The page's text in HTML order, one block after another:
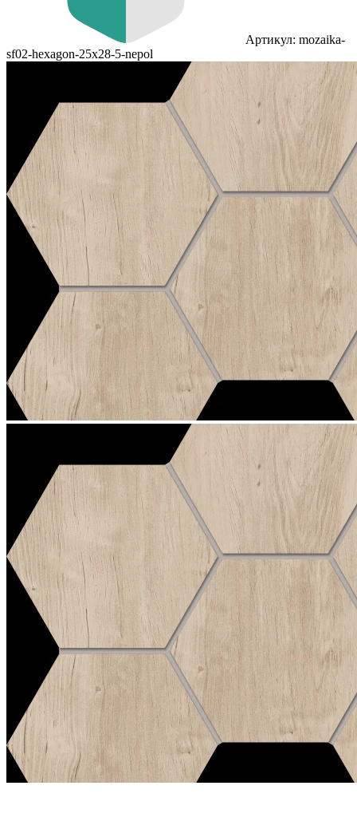
Артикул: mozaika-
sf02-hexagon-25x28-5-nepol